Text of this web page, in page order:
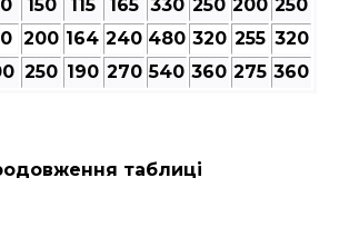
150 115 165 330 250 200 250
200 164 240 480 320 255 320
250 190 270 540 360 275 360
таблиці